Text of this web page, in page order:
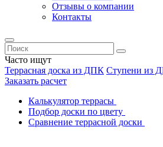
Отзывы о компании
Контакты
Часто ищут
Террасная доска из ДПК Ступени из
Заказать расчет
Калькулятор террасы
Подбор доски по цвету
Сравнение террасной доски